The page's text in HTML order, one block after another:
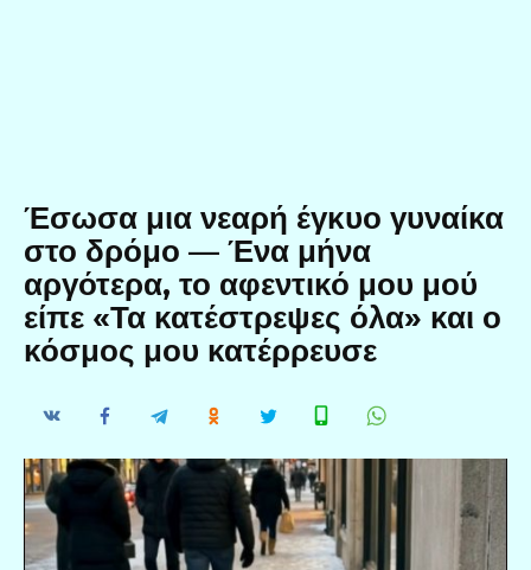
Έσωσα μια νεαρή έγκυο γυναίκα
στο δρόμο — Ένα μήνα
αργότερα, το αφεντικό μου μού
είπε «Τα κατέστρεψες όλα» και ο
κόσμος μου κατέρρευσε